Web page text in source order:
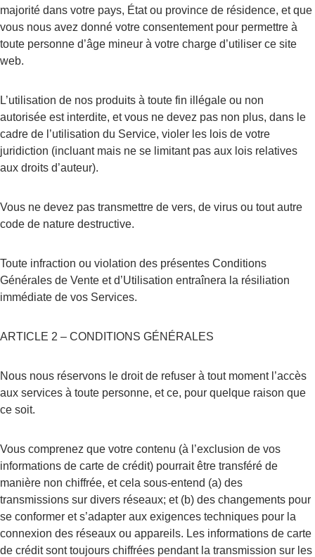
majorité dans votre pays, État ou province de résidence, et que
vous nous avez donné votre consentement pour permettre à
toute personne d’âge mineur à votre charge d’utiliser ce site
web.
L’utilisation de nos produits à toute fin illégale ou non
autorisée est interdite, et vous ne devez pas non plus, dans le
cadre de l’utilisation du Service, violer les lois de votre
juridiction (incluant mais ne se limitant pas aux lois relatives
aux droits d’auteur).
Vous ne devez pas transmettre de vers, de virus ou tout autre
code de nature destructive.
Toute infraction ou violation des présentes Conditions
Générales de Vente et d’Utilisation entraînera la résiliation
immédiate de vos Services.
ARTICLE 2 – CONDITIONS GÉNÉRALES
Nous nous réservons le droit de refuser à tout moment l’accès
aux services à toute personne, et ce, pour quelque raison que
ce soit.
Vous comprenez que votre contenu (à l’exclusion de vos
informations de carte de crédit) pourrait être transféré de
manière non chiffrée, et cela sous-entend (a) des
transmissions sur divers réseaux; et (b) des changements pour
se conformer et s’adapter aux exigences techniques pour la
connexion des réseaux ou appareils. Les informations de carte
de crédit sont toujours chiffrées pendant la transmission sur les